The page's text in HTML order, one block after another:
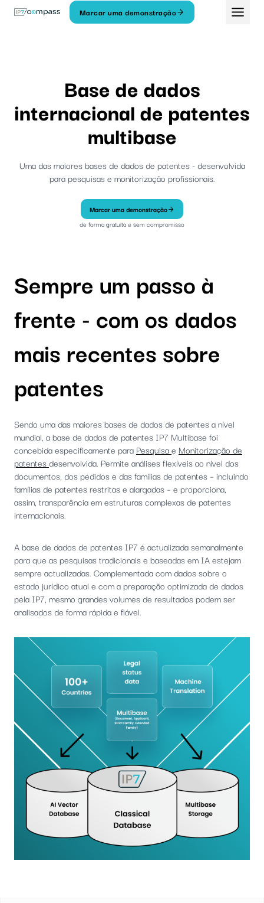
Saltar
para
Marcar uma demonstração
Base de dados
internacional de patentes
multibase
Uma das maiores bases de dados de patentes - desenvolvida
para pesquisas e monitorização profissionais.
Marcar uma demonstração
de forma gratuita e sem compromisso
Sempre um passo à
frente - com os dados
mais recentes sobre
patentes
Sendo uma das maiores bases de dados de patentes a nível
mundial, a base de dados de patentes IP7 Multibase foi
concebida especificamente para Pesquisae Monitorização de
patentesdesenvolvida. Permite análises flexíveis ao nível dos
documentos, dos pedidos e das famílias de patentes – incluindo
famílias de patentes restritas e alargadas – e proporciona,
assim, transparência em estruturas complexas de patentes
internacionais.
A base de dados de patentes IP7 é actualizada semanalmente
para que as pesquisas tradicionais e baseadas em IA estejam
sempre actualizadas. Complementada com dados sobre o
estado jurídico atual e com a preparação optimizada de dados
pela IP7, mesmo grandes volumes de resultados podem ser
analisados de forma rápida e fiável.